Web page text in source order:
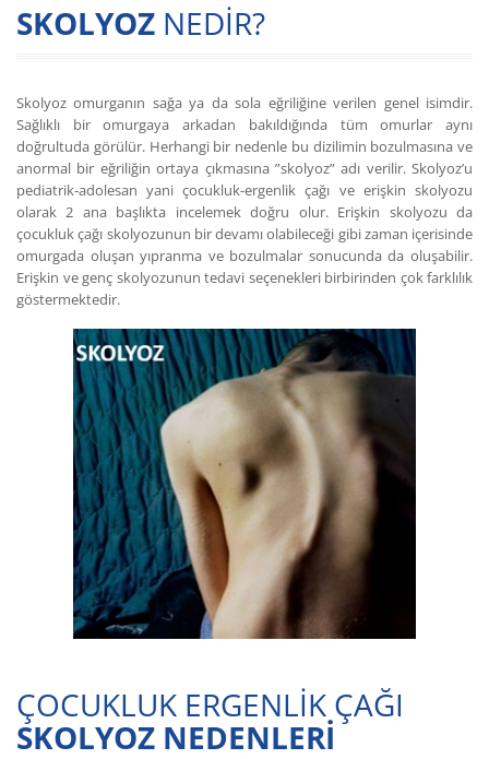
SKOLYOZ NEDİR?
Skolyoz omurganın sağa ya da sola eğriliğine verilen genel isimdir.
Sağlıklı bir omurgaya arkadan bakıldığında tüm omurlar aynı
doğrultuda görülür. Herhangi bir nedenle bu dizilimin bozulmasına ve
anormal bir eğriliğin ortaya çıkmasına ”skolyoz” adı verilir. Skolyoz’u
pediatrik-adolesan yani çocukluk-ergenlik çağı ve erişkin skolyozu
olarak 2 ana başlıkta incelemek doğru olur. Erişkin skolyozu da
çocukluk çağı skolyozunun bir devamı olabileceği gibi zaman içerisinde
omurgada oluşan yıpranma ve bozulmalar sonucunda da oluşabilir.
Erişkin ve genç skolyozunun tedavi seçenekleri birbirinden çok farklılık
göstermektedir.
ÇOCUKLUK ERGENLİK ÇAĞI
SKOLYOZ NEDENLERİ